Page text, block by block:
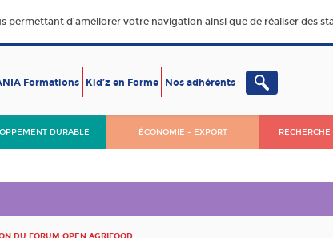
d’améliorer votre navigation ainsi que de réaliser des
Formations Kid’z en Forme Nos adhérents
DURABLE ÉCONOMIE – EXPORT